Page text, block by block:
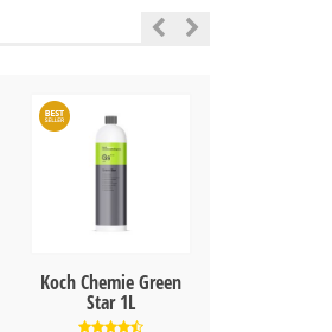
Koch Chemie Green
Star 1L